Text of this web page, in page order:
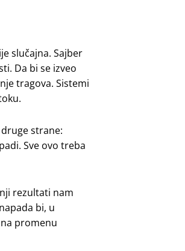
slučajna. Sajber
Da bi se izveo
tragova. Sistemi
strane:
Sve ovo treba
rezultati nam
bi, u
promenu